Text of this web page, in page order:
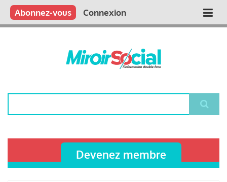
Aller
contenu
Main
Qui sommes nous ?
Vous publiez
Nous publions
Contactez-nous
Abonnez-vous Connexion
Devenez membre